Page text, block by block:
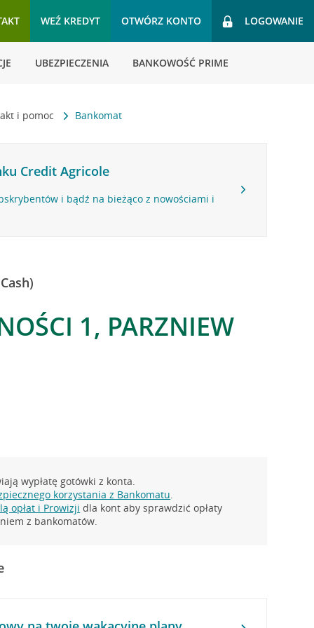
WEŹ KREDYT OTWÓRZ KONTO LOGOWANIE
UBEZPIECZENIA BANKOWOŚĆ PRIME
i pomoc Bankomat
Credit Agricole
i bądź na bieżąco z nowościami i
1, PARZNIEW
wypłatę gotówki z konta.
korzystania z Bankomatu.
opłat i Prowizji dla kont aby sprawdzić opłaty
z bankomatów.